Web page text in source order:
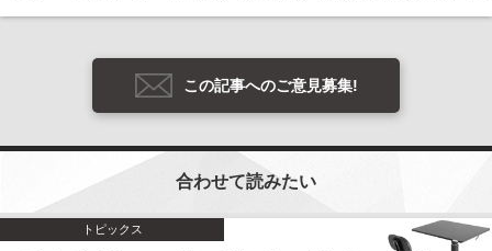
この記事へのご意見募集!
合わせて読みたい
トピックス